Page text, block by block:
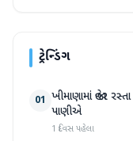
ટ્રેન્ડિંગ
01 ખીમાણામાં જાહેર
પાણીએ
1 દિવસ પહેલા